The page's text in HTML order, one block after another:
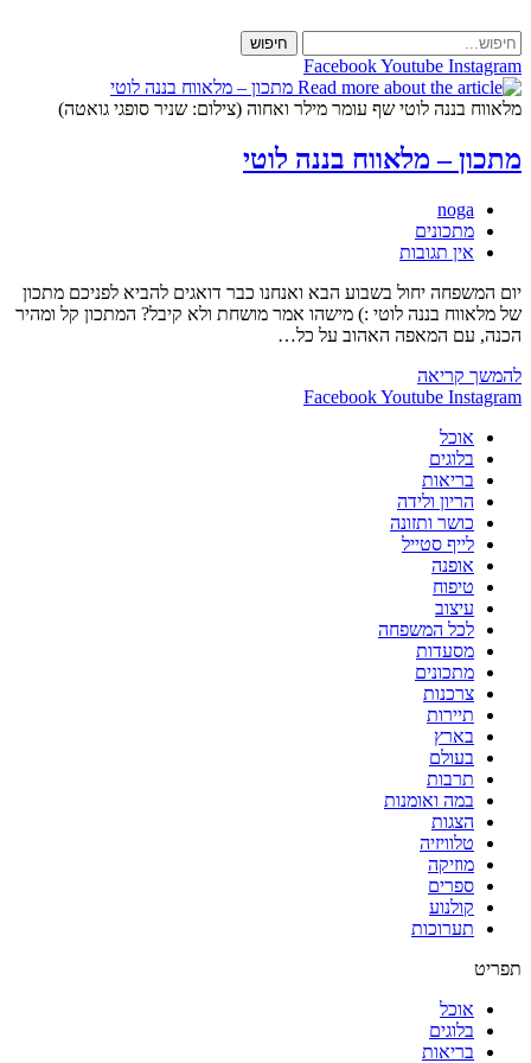
to
content
חיפוש
FacebookYoutube Instagram
מלאווח בננה לוטי שף עומר מילר ואחוה (צילום: שניר סופגי גואטה)
מתכון – מלאווח בננה לוטי
מחבר:
noga
קטגוריה:
מתכונים
תגובות:
אין תגובות
יום המשפחה יחול בשבוע הבא ואנחנו כבר דואגים להביא לפניכם מתכון
של מלאווח בננה לוטי :) מישהו אמר מושחת ולא קיבל? המתכון קל ומהיר
הכנה, עם המאפה האהוב על כל…
להמשך קריאהמתכון
–
FacebookYoutube Instagram
אוכל
בלוגים
בריאות
הריון ולידה
כושר ותזונה
לייף סטייל
אופנה
טיפוח
עיצוב
לכל המשפחה
מסעדות
מתכונים
צרכנות
תיירות
בארץ
בעולם
תרבות
במה ואומנות
הצגות
טלוויזיה
מוזיקה
ספרים
קולנוע
תערוכות
תפריט
אוכל
בלוגים
בריאות